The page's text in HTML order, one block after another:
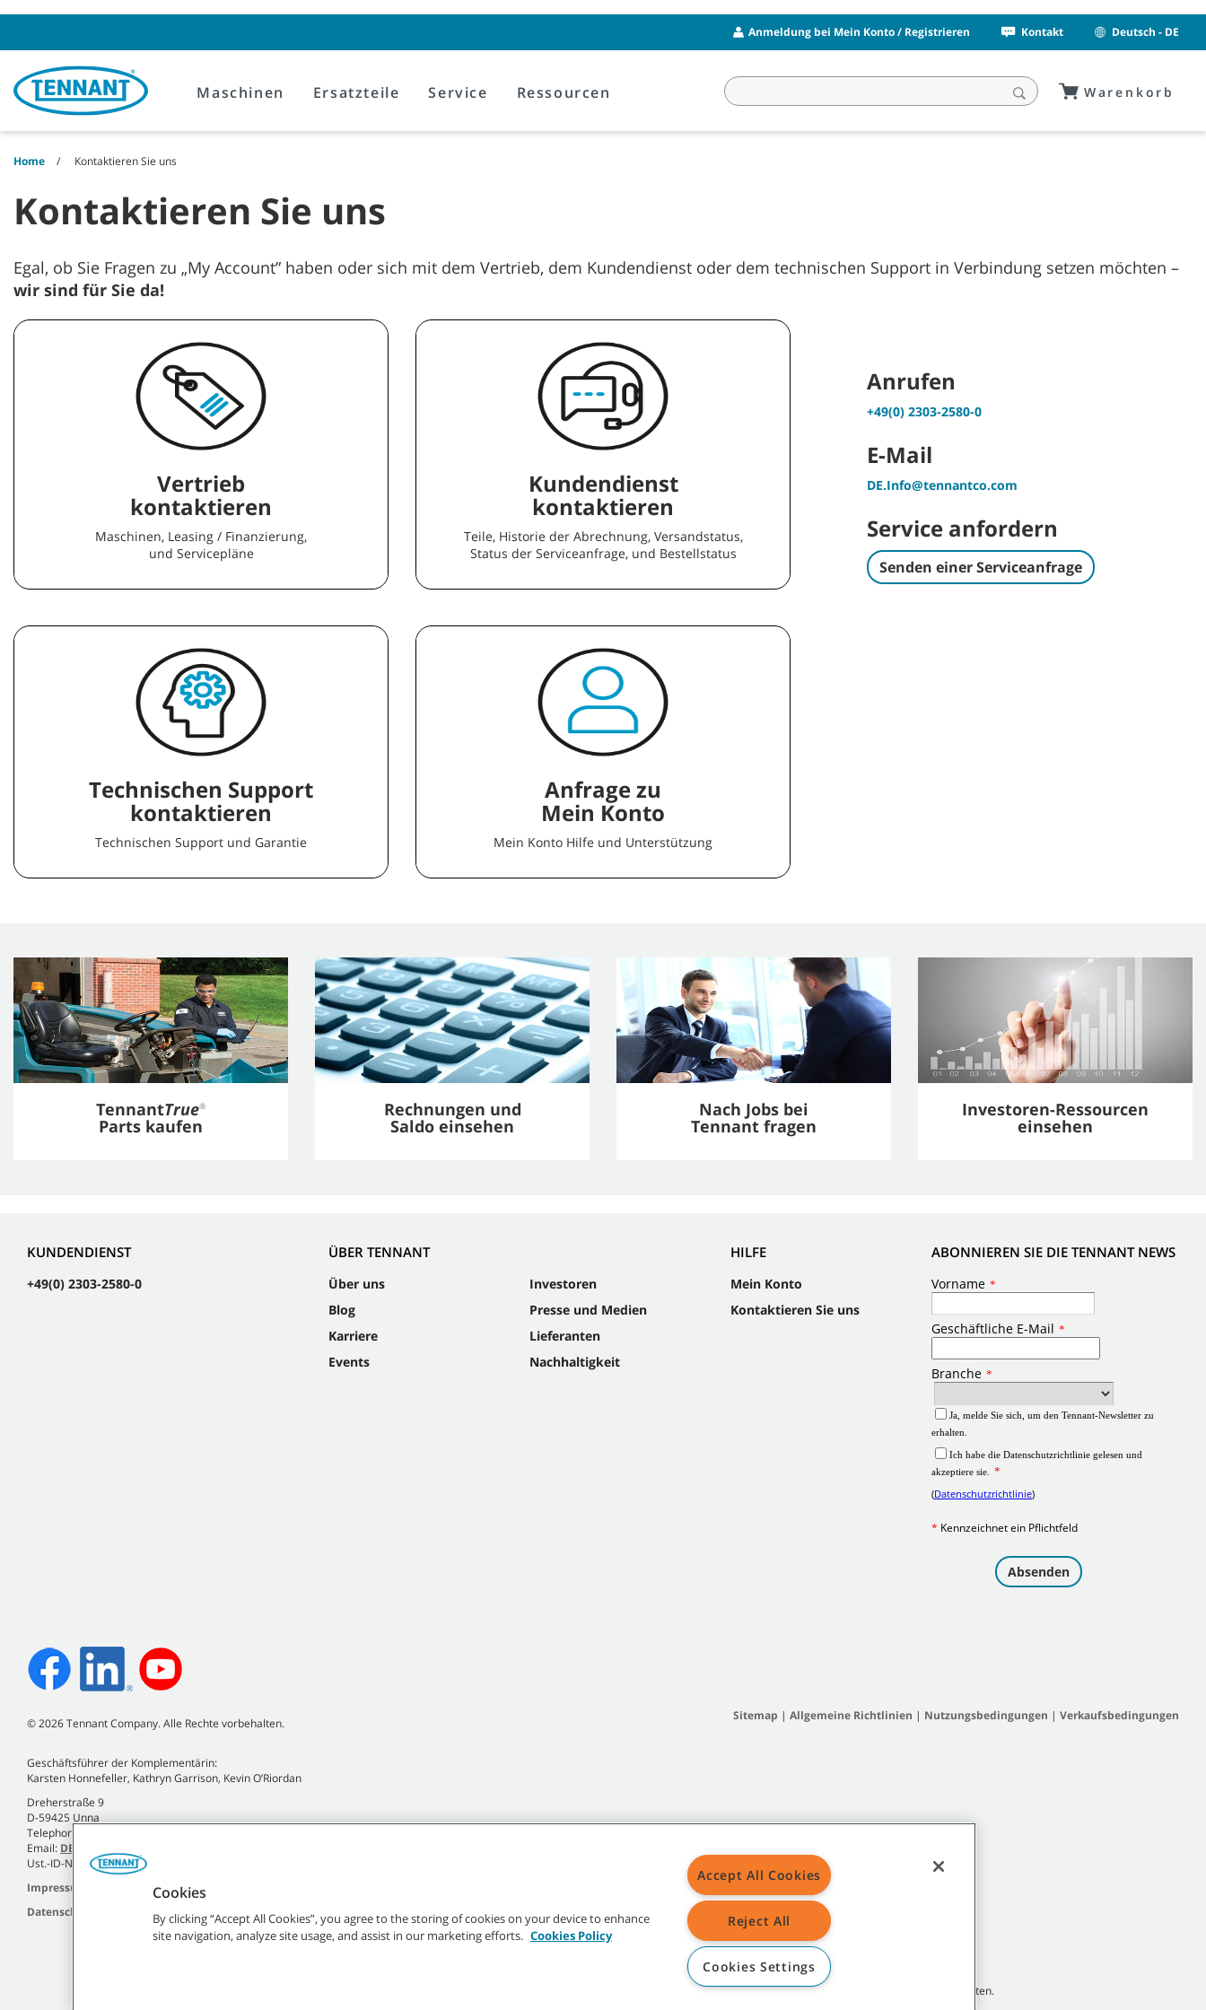
Anmeldung bei Mein Konto / Registrieren Kontakt Deutsch - DE
Maschinen Ersatzteile Service Ressourcen Warenkorb
Home Kontaktieren Sie uns
Kontaktieren Sie uns
Egal, ob Sie Fragen zu „My Account” haben oder sich mit dem Vertrieb, dem Kundendienst oder dem technischen Support in Verbindung setzen möchten –
wir sind für Sie da!
Vertrieb
kontaktieren
Maschinen, Leasing / Finanzierung,
und Servicepläne
Kundendienst
kontaktieren
Teile, Historie der Abrechnung, Versandstatus,
Status der Serviceanfrage, und Bestellstatus
Technischen Support
kontaktieren
Technischen Support und Garantie
Anfrage zu
Mein Konto
Mein Konto Hilfe und Unterstützung
Anrufen
+49(0) 2303-2580-0
E-Mail
DE.Info@tennantco.com
Service anfordern
Senden einer Serviceanfrage
TennantTrue®
Parts kaufen
Rechnungen und
Saldo einsehen
Nach Jobs bei
Tennant fragen
Investoren-Ressourcen
einsehen
KUNDENDIENST
+49(0) 2303-2580-0
ÜBER TENNANT
Über uns
Blog
Karriere
Events
Investoren
Presse und Medien
Lieferanten
Nachhaltigkeit
HILFE
Mein Konto
Kontaktieren Sie uns
ABONNIEREN SIE DIE TENNANT NEWS
©2026Tennant Company. Alle Rechte vorbehalten.
Geschäftsführer der Komplementärin:
Karsten Honnefeller, Kathryn Garrison, Kevin O’Riordan
Dreherstraße 9
D-59425 Unna
Telephone +49 (0)2303 2580-0
Email: DE.Info@tennantco.com
Ust.-ID-Nr. DE120810935
Impressum
Datenschutzrichtlinie
Sitemap | Allgemeine Richtlinien | Nutzungsbedingungen | Verkaufsbedingungen
Alle angegebenen Tennant-Marken und -Logos sind Eigentum der Tennant Company und/oder ihrer verbundenen Unternehmen oder Tochtergesellschaften.
Cookies
By clicking “Accept All Cookies”, you agree to the storing of cookies on your device to enhance
site navigation, analyze site usage, and assist in our marketing efforts. Cookies Policy
Accept All Cookies
Reject All
Cookies Settings